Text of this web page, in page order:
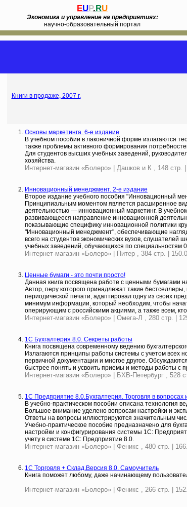
EUP.RU
Экономика и управление на предприятиях:
научно-образовательный портал
Книги в продаже, 2007 г.
Основы маркетинга. 6-е издание
В учебном пособии в лаконичной форме излагаются
также проблемы активного формирования
Для студентов высших учебных заведений,
хозяйства.
Интернет-магазин «Болеро» | Дашков и К , 148 стр.
Инновационный менеджмент. 2-е издание
Второе издание учебного пособия "Инновационный
Принципиальным моментом является расширенное
деятельностью — инновационный маркетинг. В
развивающееся направление инновационной
показывающие специфику инновационной политики
"Инновационный менеджмент", обеспечивающие
всего на студентов экономических вузов,
учебных заведений, обучающихся по специальностям
Интернет-магазин «Болеро» | Питер , 384 стр. |
Ценные бумаги - это почти просто!
Данная книга посвящена работе с ценными бумагами
Автор, перу которого принадлежат такие
периодической печати, адаптировал одну из своих
минимум информации, который необходим, чтобы
оперирующим с российскими акциями, а также всем,
Интернет-магазин «Болеро» | Омега-Л , 280 стр. |
1C Бухгалтерия 8.0. Секреты работы
Книга посвящена современному ведению
Излагаются принципы работы системы с учетом всех
первичной документации и многое другое.
быстрее понять и усвоить приемы и методы работы с
Интернет-магазин «Болеро» | БХВ-Петербург , 528
1С Предприятие 8.0.Бухгалтерия. Торговля в вопросах
В учебно-практическом пособии описана технология
Большое внимание уделено вопросам настройки и
Ответы на вопросы иллюстрируются значительным
Учебно-практическое пособие предназначено для
настройки и конфигурирования системы 1С:
учету в системе 1С: Предприятие 8.0.
Интернет-магазин «Болеро» | Феникс , 480 стр. |
1С Торговля + Склад.Версия 8.0. Самоучитель
Книга поможет любому, даже начинающему
Интернет-магазин «Болеро» | Феникс , 266 стр. |